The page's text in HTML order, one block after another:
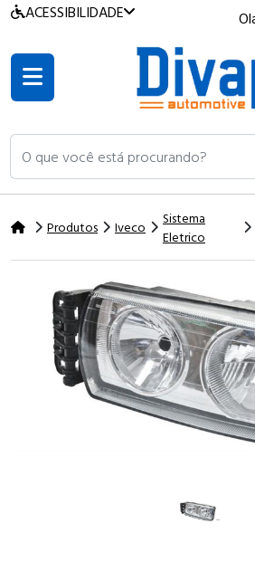
ACESSIBILIDADE
O que você está procurando?
Produtos Iveco
Sistema
Eletrico